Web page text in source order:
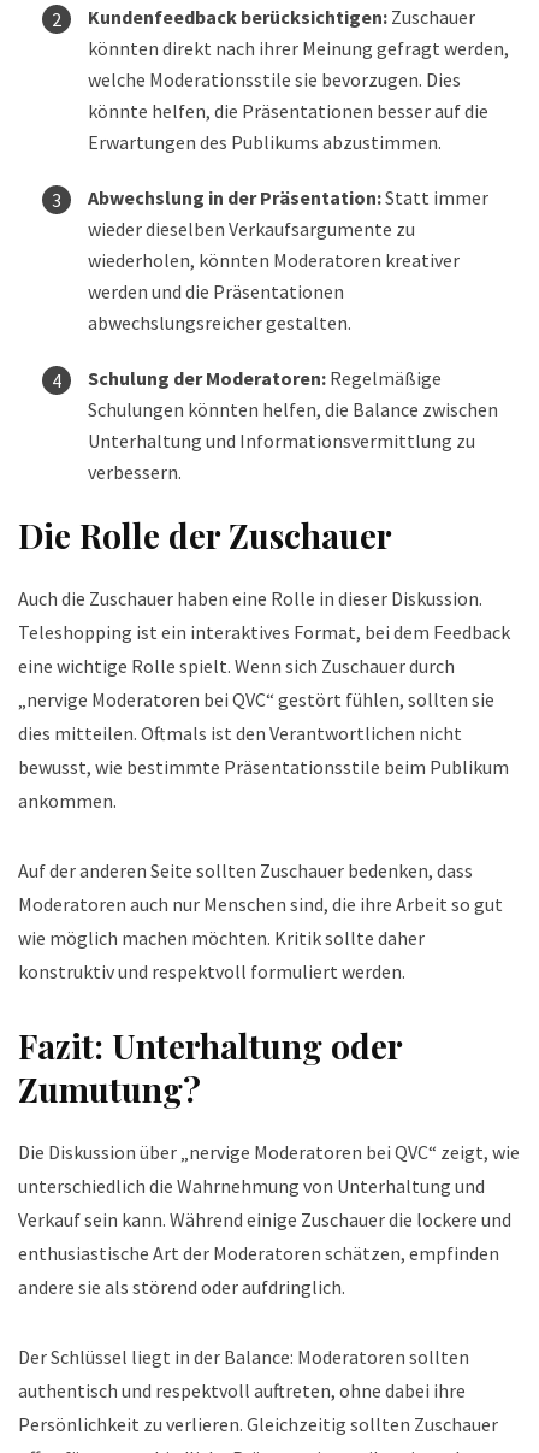
Kundenfeedback berücksichtigen: Zuschauer
könnten direkt nach ihrer Meinung gefragt werden,
welche Moderationsstile sie bevorzugen. Dies
könnte helfen, die Präsentationen besser auf die
Erwartungen des Publikums abzustimmen.
Abwechslung in der Präsentation:Statt immer
wieder dieselben Verkaufsargumente zu
wiederholen, könnten Moderatoren kreativer
werden und die Präsentationen
abwechslungsreicher gestalten.
Schulung der Moderatoren: Regelmäßige
Schulungen könnten helfen, die Balance zwischen
Unterhaltung und Informationsvermittlung zu
verbessern.
Die Rolle der Zuschauer
Auch die Zuschauer haben eine Rolle in dieser Diskussion.
Teleshopping ist ein interaktives Format, bei dem Feedback
eine wichtige Rolle spielt. Wenn sich Zuschauer durch
„nervige Moderatoren bei QVC“ gestört fühlen, sollten sie
dies mitteilen. Oftmals ist den Verantwortlichen nicht
bewusst, wie bestimmte Präsentationsstile beim Publikum
ankommen.
Auf der anderen Seite sollten Zuschauer bedenken, dass
Moderatoren auch nur Menschen sind, die ihre Arbeit so gut
wie möglich machen möchten. Kritik sollte daher
konstruktiv und respektvoll formuliert werden.
Fazit: Unterhaltung oder
Zumutung?
Die Diskussion über „nervige Moderatoren bei QVC“ zeigt, wie
unterschiedlich die Wahrnehmung von Unterhaltung und
Verkauf sein kann. Während einige Zuschauer die lockere und
enthusiastische Art der Moderatoren schätzen, empfinden
andere sie als störend oder aufdringlich.
Der Schlüssel liegt in der Balance: Moderatoren sollten
authentisch und respektvoll auftreten, ohne dabei ihre
Persönlichkeit zu verlieren. Gleichzeitig sollten Zuschauer